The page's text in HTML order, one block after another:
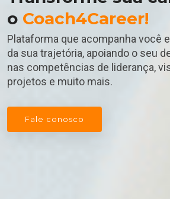
o Coach4Career!
Plataforma que acompanha você
da sua trajetória, apoiando o seu
nas competências de liderança,
projetos e muito mais.
Fale conosco